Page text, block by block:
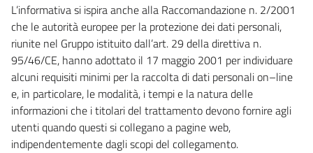
L’informativa si ispira anche alla Raccomandazione n. 2/2001
che le autorità europee per la protezione dei dati personali,
riunite nel Gruppo istituito dall’art. 29 della direttiva n.
95/46/CE, hanno adottato il 17 maggio 2001 per individuare
alcuni requisiti minimi per la raccolta di dati personali on–line
e, in particolare, le modalità, i tempi e la natura delle
informazioni che i titolari del trattamento devono fornire agli
utenti quando questi si collegano a pagine web,
indipendentemente dagli scopi del collegamento.